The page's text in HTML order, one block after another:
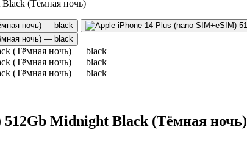
(Тёмная ночь)
512Gb Midnight Black (Тёмная ночь)